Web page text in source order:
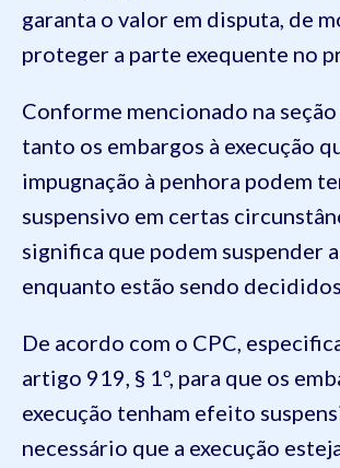
garanta o valor em disputa, de
proteger a parte exequente no
Conforme mencionado na
tanto os embargos à execução
impugnação à penhora podem
suspensivo em certas
significa que podem suspender
enquanto estão sendo
De acordo com o CPC,
artigo 919, § 1º, para que os
execução tenham efeito
necessário que a execução